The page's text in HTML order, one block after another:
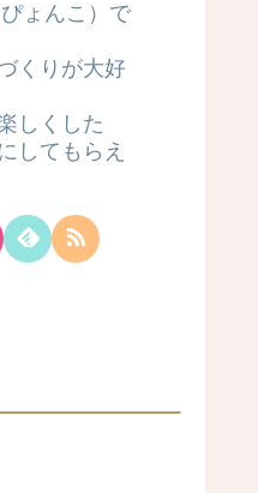
ょんこ）で
くりが大好
しくした
してもらえ